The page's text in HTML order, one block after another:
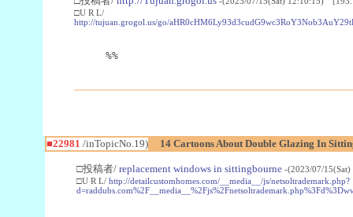
□U R L/
http://tujuan.grogol.us/go/
%%
■22981 /inTopicNo.19) 14 Cartoons About Double Glazing In
□投稿者/ replacement windows in sittingbourne -(2023/07/
□U R L/ http://detailcustomhomes.com/__media__/js/netsoltrademark.php?